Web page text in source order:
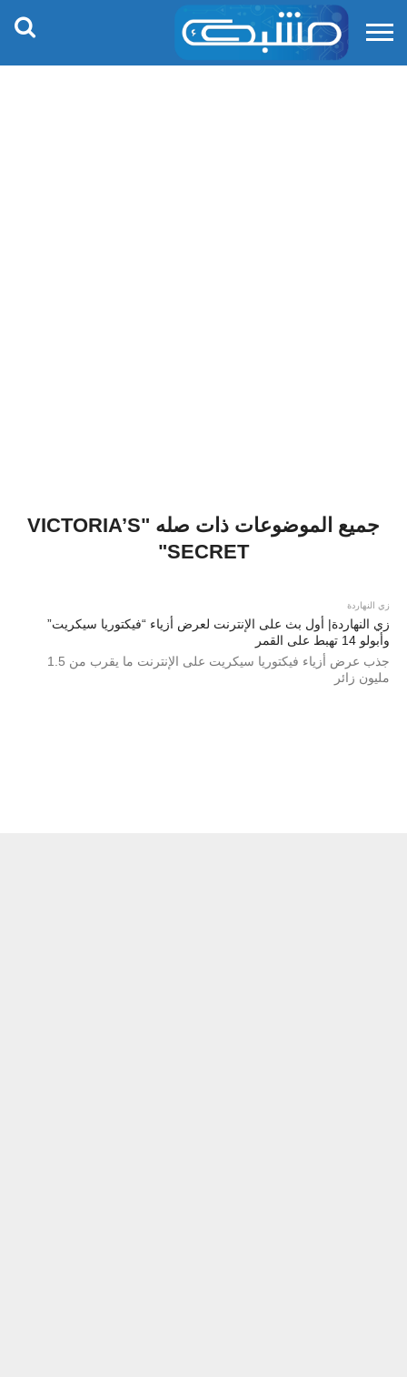
جميع الموضوعات ذات صله "VICTORIA’S
SECRET"
زي النهاردة
زي النهاردة| أول بث على الإنترنت لعرض أزياء “فيكتوريا سيكريت”
وأبولو 14 تهبط على القمر
جذب عرض أزياء فيكتوريا سيكريت على الإنترنت ما يقرب من 1.5
مليون زائر